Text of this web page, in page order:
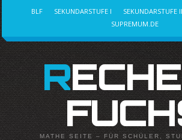
BLF SEKUNDARSTUFE I SEKUNDARSTUFE II
SUPREMUM.DE
RECHEN-
MATHE SEITE – FÜR SCHÜLER,